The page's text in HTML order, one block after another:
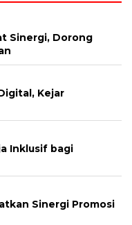
Sinergi, Dorong
Kejar
Inklusif bagi
Sinergi Promosi